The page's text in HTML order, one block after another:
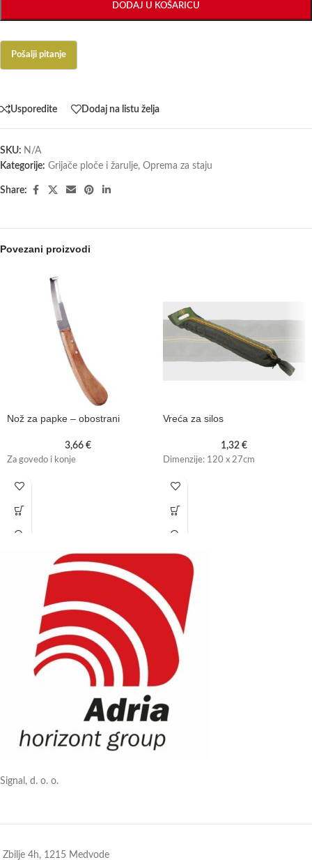
DODAJ U KOŠARICU
Usporedite Dodaj na listu želja
SKU: N/A
Kategorije: Grijače ploče i žarulje, Oprema za staju
Share:
Povezani proizvodi
Nož za papke – obostrani
3,66 €
Za govedo i konje
Vreća za silos
1,32 €
Dimenzije: 120 x 27cm
Signal, d. o. o.
Zbilje 4h, 1215 Medvode